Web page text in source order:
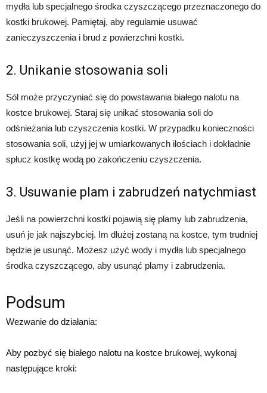
mydła lub specjalnego środka czyszczącego przeznaczonego do
kostki brukowej. Pamiętaj, aby regularnie usuwać
zanieczyszczenia i brud z powierzchni kostki.
2. Unikanie stosowania soli
Sól może przyczyniać się do powstawania białego nalotu na
kostce brukowej. Staraj się unikać stosowania soli do
odśnieżania lub czyszczenia kostki. W przypadku konieczności
stosowania soli, użyj jej w umiarkowanych ilościach i dokładnie
spłucz kostkę wodą po zakończeniu czyszczenia.
3. Usuwanie plam i zabrudzeń natychmiast
Jeśli na powierzchni kostki pojawią się plamy lub zabrudzenia,
usuń je jak najszybciej. Im dłużej zostaną na kostce, tym trudniej
będzie je usunąć. Możesz użyć wody i mydła lub specjalnego
środka czyszczącego, aby usunąć plamy i zabrudzenia.
Podsum
Wezwanie do działania:
Aby pozbyć się białego nalotu na kostce brukowej, wykonaj
następujące kroki: